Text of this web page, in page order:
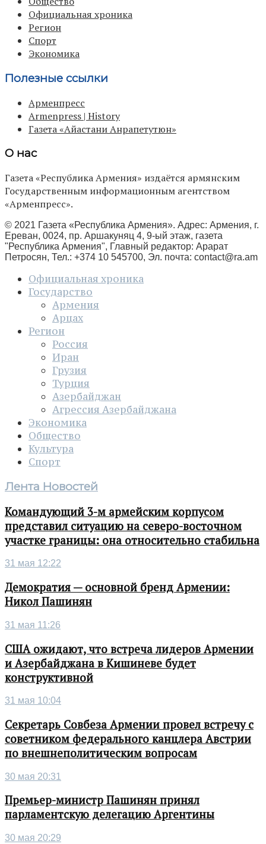
Официальная хроника
Регион
Спорт
Экономика
Полезные ссылки
Арменпресс
Armenpress | History
Газета «Айастани Анрапетутюн»
О нас
Газета «Республика Армения» издаётся армянским
Государственным информационным агентством
«Арменпресс».
© 2021 Газета «Республика Армения». Адрес: Армения, г.
Ереван, 0024, пр. Аршакуняц 4, 9-ый этаж, газета
"Республика Армения", Главный редактор: Арарат
Петросян, Тел.: +374 10 545700, Эл. почта: contact@ra.am
Официальная хроника
Государство
Армения
Арцах
Регион
Россия
Иран
Грузия
Турция
Азербайджан
Агрессия Азербайджана
Экономика
Общество
Культура
Спорт
Лента Новостей
Командующий 3-м армейским корпусом
представил ситуацию на северо-восточном
участке границы: она относительно стабильна
31 мая 12:22
Демократия — основной бренд Армении:
Никол Пашинян
31 мая 11:26
США ожидают, что встреча лидеров Армении
и Азербайджана в Кишиневе будет
конструктивной
31 мая 10:04
Секретарь Совбеза Армении провел встречу с
советником федерального канцлера Австрии
по внешнеполитическим вопросам
30 мая 20:31
Премьер-министр Пашинян принял
парламентскую делегацию Аргентины
30 мая 20:29